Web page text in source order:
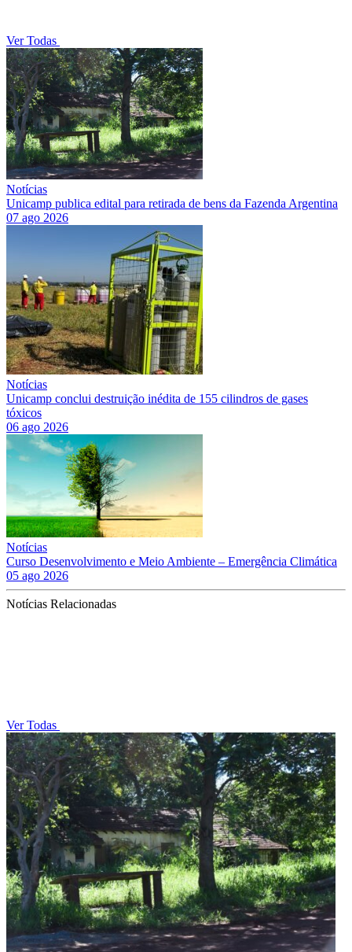
Ver Todas
Notícias
Unicamp publica edital para retirada de bens da Fazenda Argentina
07 ago 2026
Notícias
Unicamp conclui destruição inédita de 155 cilindros de gases
tóxicos
06 ago 2026
Notícias
Curso Desenvolvimento e Meio Ambiente – Emergência Climática
05 ago 2026
Notícias Relacionadas
Ver Todas